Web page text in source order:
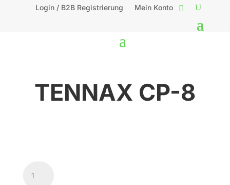
Login / B2B Registrierung Mein Konto
TENNAX CP-8
CP-